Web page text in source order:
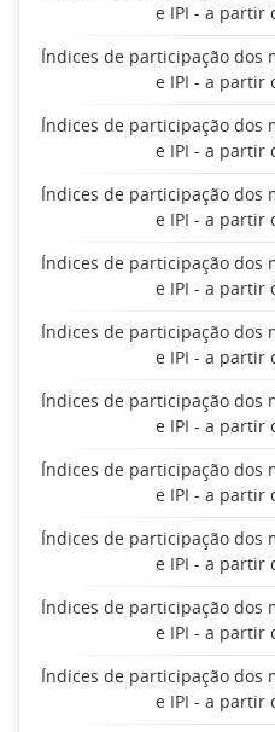
e IPI - a partir
Índices de participação dos
e IPI - a partir
Índices de participação dos
e IPI - a partir
Índices de participação dos
e IPI - a partir
Índices de participação dos
e IPI - a partir
Índices de participação dos
e IPI - a partir
Índices de participação dos
e IPI - a partir
Índices de participação dos
e IPI - a partir
Índices de participação dos
e IPI - a partir
Índices de participação dos
e IPI - a partir
Índices de participação dos
e IPI - a partir